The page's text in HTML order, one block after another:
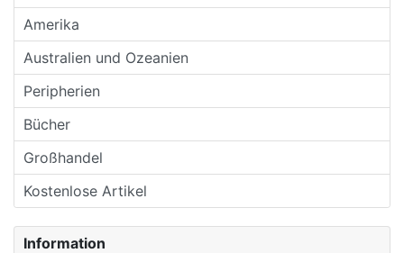
Amerika
Australien und Ozeanien
Peripherien
Bücher
Großhandel
Kostenlose Artikel
Information